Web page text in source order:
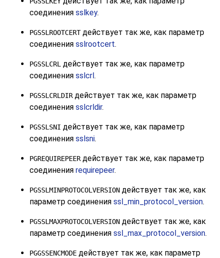
соединения sslkey.
PGSSLROOTCERTдействует так же, как параметр
соединения sslrootcert.
PGSSLCRL действует так же, как параметр
соединения sslcrl.
PGSSLCRLDIRдействует так же, как параметр
соединения sslcrldir.
PGSSLSNI действует так же, как параметр
соединения sslsni.
PGREQUIREPEERдействует так же, как параметр
соединения requirepeer.
PGSSLMINPROTOCOLVERSION действует так же, как
параметр соединения ssl_min_protocol_version.
PGSSLMAXPROTOCOLVERSION действует так же, как
параметр соединения ssl_max_protocol_version.
PGGSSENCMODE действует так же, как параметр